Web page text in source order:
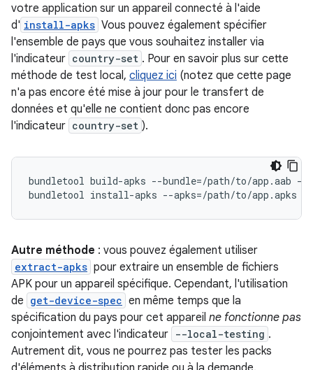
votre application sur un appareil connecté à l'aide
d' install-apks Vous pouvez également spécifier
l'ensemble de pays que vous souhaitez installer via
l'indicateur country-set . Pour en savoir plus sur cette
méthode de test local, cliquez ici (notez que cette page
n'a pas encore été mise à jour pour le transfert de
données et qu'elle ne contient donc pas encore
l'indicateur country-set ).
bundletool build-apks --bundle=/path/to/app.aab
Autre méthode : vous pouvez également utiliser
extract-apks pour extraire un ensemble de fichiers
APK pour un appareil spécifique. Cependant, l'utilisation
de get-device-spec en même temps que la
spécification du pays pour cet appareil ne fonctionne pas
conjointement avec l'indicateur --local-testing .
Autrement dit, vous ne pourrez pas tester les packs